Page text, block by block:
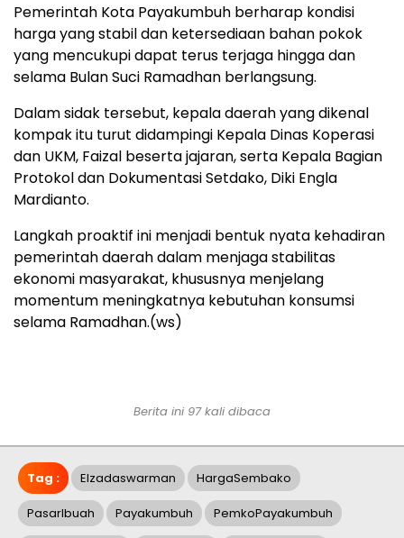
Pemerintah Kota Payakumbuh berharap kondisi
harga yang stabil dan ketersediaan bahan pokok
yang mencukupi dapat terus terjaga hingga dan
selama Bulan Suci Ramadhan berlangsung.
Dalam sidak tersebut, kepala daerah yang dikenal
kompak itu turut didampingi Kepala Dinas Koperasi
dan UKM, Faizal beserta jajaran, serta Kepala Bagian
Protokol dan Dokumentasi Setdako, Diki Engla
Mardianto.
Langkah proaktif ini menjadi bentuk nyata kehadiran
pemerintah daerah dalam menjaga stabilitas
ekonomi masyarakat, khususnya menjelang
momentum meningkatnya kebutuhan konsumsi
selama Ramadhan.(ws)
Berita ini 97 kali dibaca
Tag : Elzadaswarman HargaSembako
PasarIbuah Payakumbuh PemkoPayakumbuh